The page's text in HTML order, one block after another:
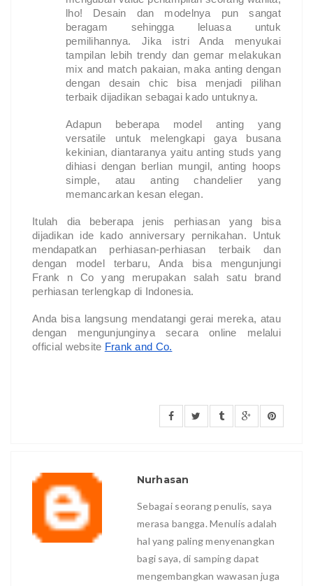
lho! Desain dan modelnya pun sangat
beragam sehingga leluasa untuk
pemilihannya. Jika istri Anda menyukai
tampilan lebih trendy dan gemar melakukan
mix and match pakaian, maka anting dengan
dengan desain chic bisa menjadi pilihan
terbaik dijadikan sebagai kado untuknya.
Adapun beberapa model anting yang
versatile untuk melengkapi gaya busana
kekinian, diantaranya yaitu anting studs yang
dihiasi dengan berlian mungil, anting hoops
simple, atau anting chandelier yang
memancarkan kesan elegan.
Itulah dia beberapa jenis perhiasan yang bisa
dijadikan ide kado anniversary pernikahan. Untuk
mendapatkan perhiasan-perhiasan terbaik dan
dengan model terbaru, Anda bisa mengunjungi
Frank n Co yang merupakan salah satu brand
perhiasan terlengkap di Indonesia.
Anda bisa langsung mendatangi gerai mereka, atau
dengan mengunjunginya secara online melalui
official website Frank and Co.
Nurhasan
Sebagai seorang penulis, saya
merasa bangga. Menulis adalah
hal yang paling menyenangkan
bagi saya, di samping dapat
mengembangkan wawasan juga